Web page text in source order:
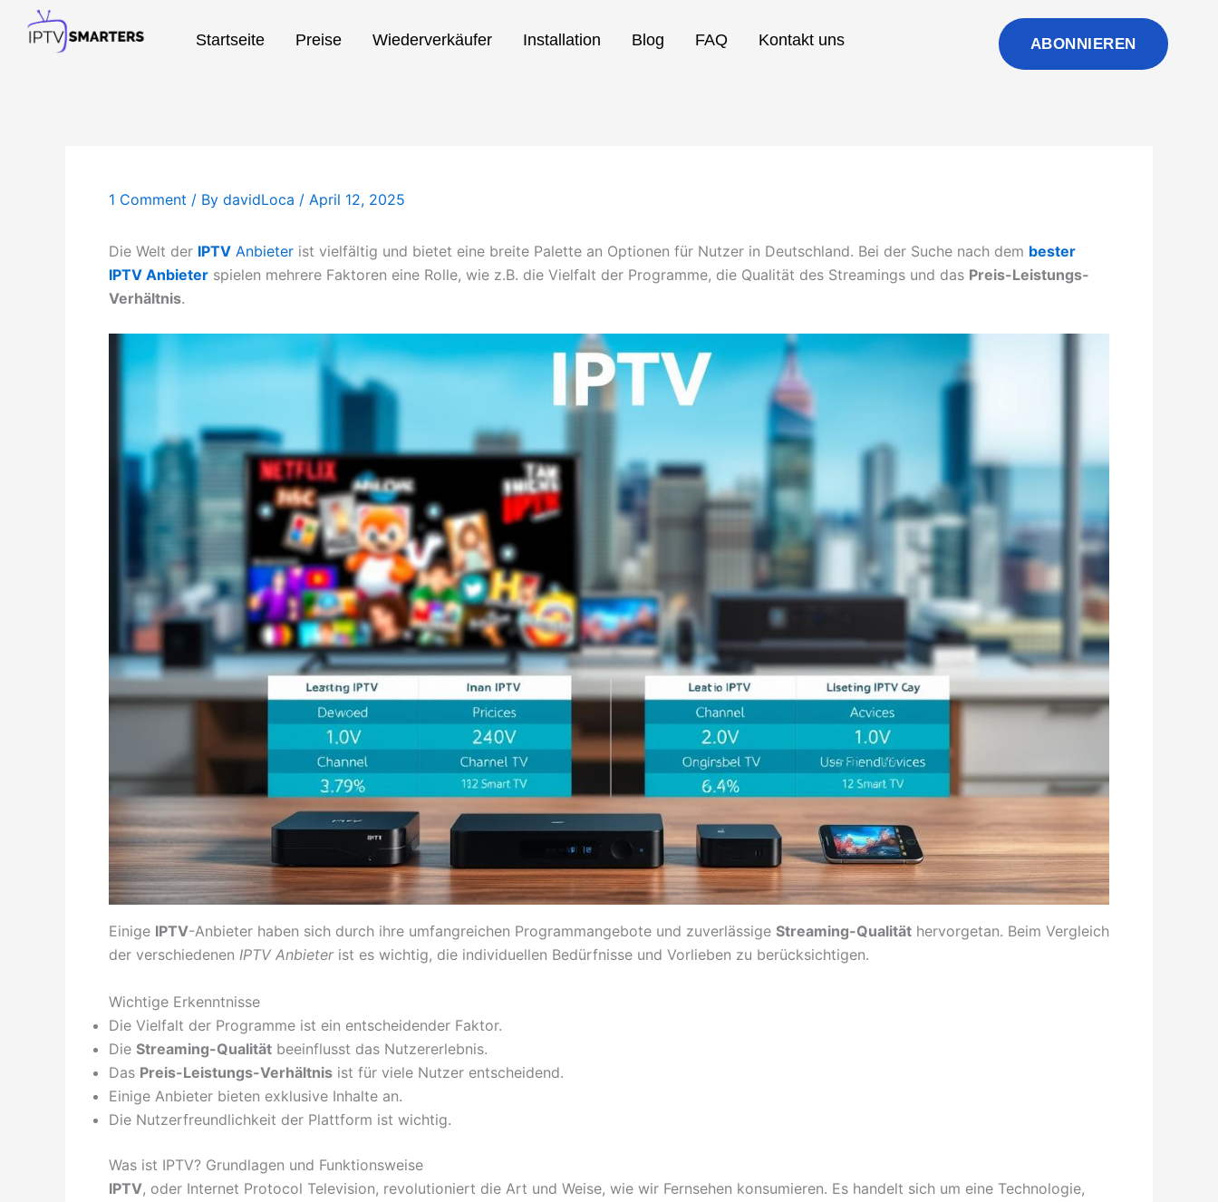
Startseite Preise Wiederverkäufer Installation Blog FAQ Kontakt uns ABONNIEREN
1 Comment / By davidLoca / April 12, 2025
Die Welt der IPTV Anbieter ist vielfältig und bietet eine breite Palette an Optionen für Nutzer in Deutschland. Bei der Suche nach dem bester
IPTV Anbieter spielen mehrere Faktoren eine Rolle, wie z.B. die Vielfalt der Programme, die Qualität des Streamings und das Preis-Leistungs-
Verhältnis.
Einige IPTV-Anbieter haben sich durch ihre umfangreichen Programmangebote und zuverlässige Streaming-Qualität hervorgetan. Beim Vergleich
der verschiedenen IPTV Anbieterist es wichtig, die individuellen Bedürfnisse und Vorlieben zu berücksichtigen.
Wichtige Erkenntnisse
Die Vielfalt der Programme ist ein entscheidender Faktor.
Die Streaming-Qualität beeinflusst das Nutzererlebnis.
Das Preis-Leistungs-Verhältnis ist für viele Nutzer entscheidend.
Einige Anbieter bieten exklusive Inhalte an.
Die Nutzerfreundlichkeit der Plattform ist wichtig.
Was ist IPTV? Grundlagen und Funktionsweise
IPTV, oder Internet Protocol Television, revolutioniert die Art und Weise, wie wir Fernsehen konsumieren. Es handelt sich um eine Technologie,